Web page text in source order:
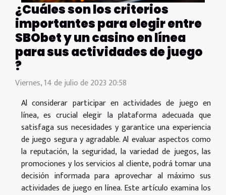
¿Cuáles son los criterios
importantes para elegir entre
SBObet y un casino en línea
para sus actividades de juego
?
Viernes, 14 de julio de 2023 20:58
Al considerar participar en actividades de juego en
línea, es crucial elegir la plataforma adecuada que
satisfaga sus necesidades y garantice una experiencia
de juego segura y agradable. Al evaluar aspectos como
la reputación, la seguridad, la variedad de juegos, las
promociones y los servicios al cliente, podrá tomar una
decisión informada para aprovechar al máximo sus
actividades de juego en línea. Este artículo examina los